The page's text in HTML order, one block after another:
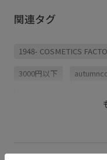
関連タグ
1948- COSMETICS
3000円以下